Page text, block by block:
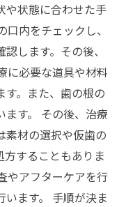
や状態に合わせた手
内をチェックし、
します。その後、
に必要な道具や材料
す。また、歯の根の
す。 その後、治療
素材の選択や仮歯の
することもありま
やアフターケアを行
ます。 手順が決ま